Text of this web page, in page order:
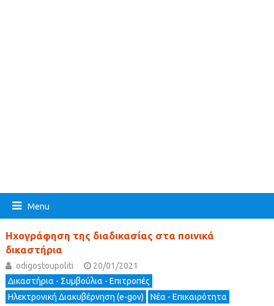
Menu
Ηχογράφηση της διαδικασίας στα ποινικά
δικαστήρια
odigostoupoliti
20/01/2021
Δικαστήρια - Συμβούλια - Επιτροπές
Ηλεκτρονική Διακυβέρνηση (e-gov)
Νέα - Επικαιρότητα